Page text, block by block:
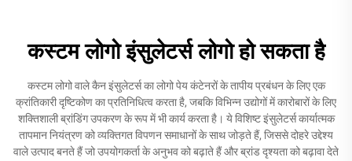
कस्टम लोगो इंसुलेटर्स लोगो हो सकता है
कस्टम लोगो वाले कैन इंसुलेटर्स का लोगो पेय कंटेनरों के तापीय प्रबंधन के लिए एक
क्रांतिकारी दृष्टिकोण का प्रतिनिधित्व करता है, जबकि विभिन्न उद्योगों में कारोबारों के लिए
शक्तिशाली ब्रांडिंग उपकरण के रूप में भी कार्य करता है। ये विशिष्ट इंसुलेटर्स कार्यात्मक
तापमान नियंत्रण को व्यक्तिगत विपणन समाधानों के साथ जोड़ते हैं, जिससे दोहरे उद्देश्य
वाले उत्पाद बनते हैं जो उपयोगकर्ता के अनुभव को बढ़ाते हैं और ब्रांड दृश्यता को बढ़ावा देते